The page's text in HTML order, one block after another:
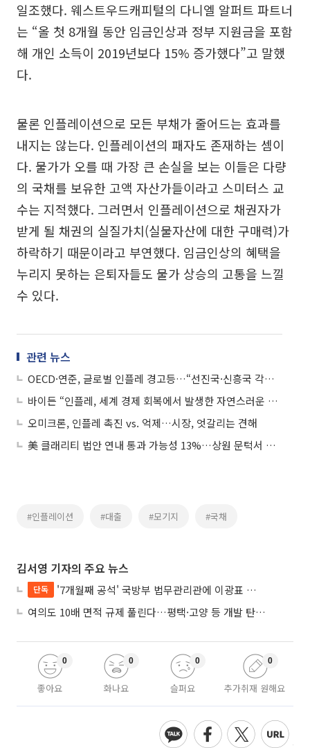
일조했다. 웨스트우드캐피털의 다니엘 알퍼트 파트너
는 “올 첫 8개월 동안 임금인상과 정부 지원금을 포함
해 개인 소득이 2019년보다 15% 증가했다”고 말했
다.
물론 인플레이션으로 모든 부채가 줄어드는 효과를
내지는 않는다. 인플레이션의 패자도 존재하는 셈이
다. 물가가 오를 때 가장 큰 손실을 보는 이들은 다량
의 국채를 보유한 고액 자산가들이라고 스미터스 교
수는 지적했다. 그러면서 인플레이션으로 채권자가
받게 될 채권의 실질가치(실물자산에 대한 구매력)가
하락하기 때문이라고 부연했다. 임금인상의 혜택을
누리지 못하는 은퇴자들도 물가 상승의 고통을 느낄
수 있다.
관련 뉴스
OECD·연준, 글로벌 인플레 경고등…“선진국·신흥국 각자도생해야”
바이든 “인플레, 세계 경제 회복에서 발생한 자연스러운 부산물”
오미크론, 인플레 촉진 vs. 억제…시장, 엇갈리는 견해
美 클래리티 법안 연내 통과 가능성 13%…상원 문턱서 제동
#인플레이션 #대출 #모기지 #국채
김서영 기자의 주요 뉴스
단독
'7개월째 공석' 국방부 법무관리관에 이광표 변호사 내정
여의도 10배 면적 규제 풀린다…평택·고양 등 개발 탄력 기대
좋아요
0
화나요
0
슬퍼요
0
추가취재 원해요
0